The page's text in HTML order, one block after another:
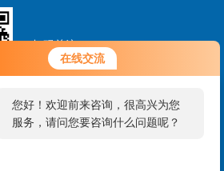
在线交流
您好！欢迎前来咨询，很高兴为您
服务，请问您要咨询什么问题呢？
扫码关注
62864956
济开发区汤口路2776号香馨创